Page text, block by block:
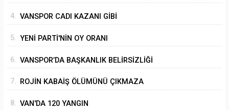
4. VANSPOR CADI KAZANI GİBİ
5. YENİ PARTİ'NİN OY ORANI
6. VANSPOR’DA BAŞKANLIK BELİRSİZLİĞİ
7. ROJİN KABAİŞ ÖLÜMÜNÜ ÇIKMAZA
8. VAN'DA 120 YANGIN